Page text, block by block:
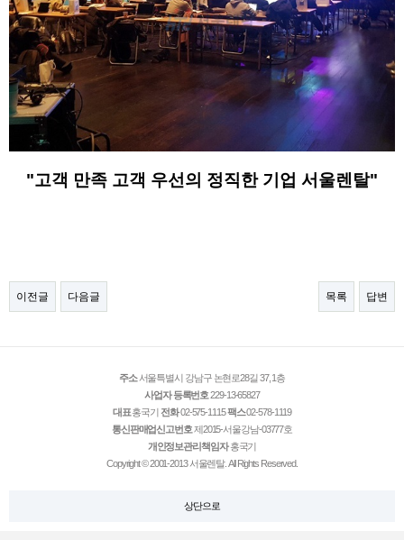
"고객 만족 고객 우선의 정직한 기업 서울렌탈"
이전글 다음글 목록 답변
주소서울특별시 강남구 논현로28길 37, 1층
사업자 등록번호229-13-65827
대표홍국기 전화02-575-1115팩스02-578-1119
통신판매업신고번호제2015-서울강남-03777호
개인정보관리책임자홍국기
Copyright © 2001-2013 서울렌탈. All Rights Reserved.
상단으로